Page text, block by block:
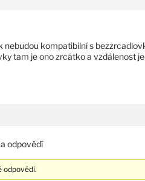
nebudou kompatibilní s
tam je ono zrcátko a vzdálenost
odpovědí
odpovědi.